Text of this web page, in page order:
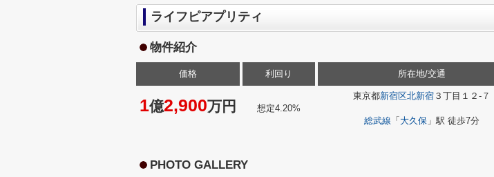
ライフピアプリティ
物件紹介
価格
1億2,900万円
利回り
想定4.20%
所在地/交通
東京都新宿区北新宿３丁目１２-７
総武線 「 大久保」駅 徒歩7分
PHOTO GALLERY